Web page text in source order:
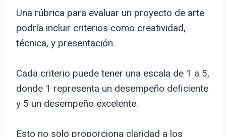
Una rúbrica para evaluar un proyecto de arte
podría incluir criterios como creatividad,
técnica, y presentación.
Cada criterio puede tener una escala de 1 a 5,
donde 1 representa un desempeño deficiente
y 5 un desempeño excelente.
Esto no solo proporciona claridad a los